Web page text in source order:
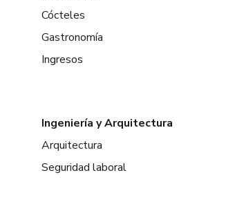
Cócteles
Gastronomía
Ingresos
Ingeniería y Arquitectura
Arquitectura
Seguridad laboral